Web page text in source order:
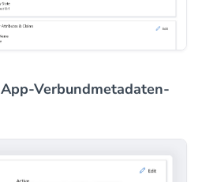
App-Verbundmetadaten-